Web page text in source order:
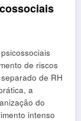
de riscos
de RH
a
do
intenso